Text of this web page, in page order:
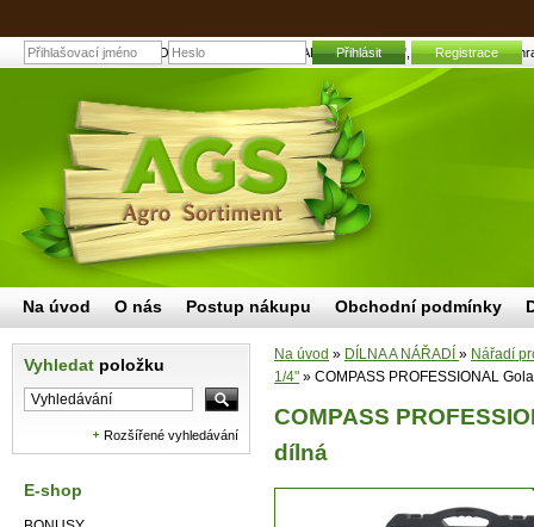
COMPASS PROFESSIONAL Gola sada 1/2", 1/4" 257 dílná |
Přihlásit Registrace
Vyhledat položku
Rozšířené vyhledávání
E-shop
Na úvod » DÍLNA A NÁŘADÍ » Nářadí
1/4" » COMPASS PROFESSIONAL
COMPASS
dílná
Na úvod O nás Postup nákupu Obchodní podmínky